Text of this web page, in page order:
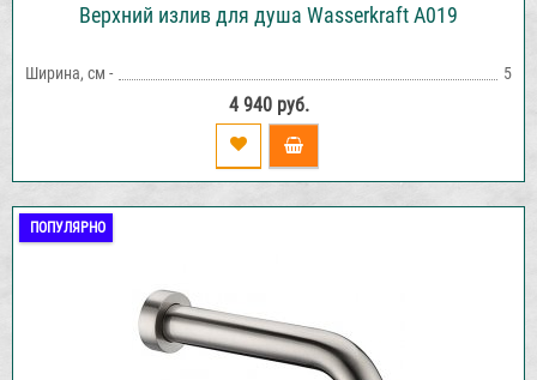
Верхний излив для душа Wasserkraft A019
Ширина, см - 5
4 940 руб.
ПОПУЛЯРНО